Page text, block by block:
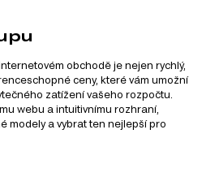
obchodě je nejen rychlý,
ceny, které vám umožní
zatížení vašeho rozpočtu.
webu a intuitivnímu rozhraní,
modely a vybrat ten nejlepší pro